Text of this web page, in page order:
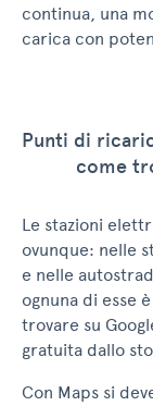
continua, una
carica con
Punti di
come
Le stazioni
ovunque: nelle
e nelle
ognuna di esse
trovare su
gratuita dallo
Con Maps si